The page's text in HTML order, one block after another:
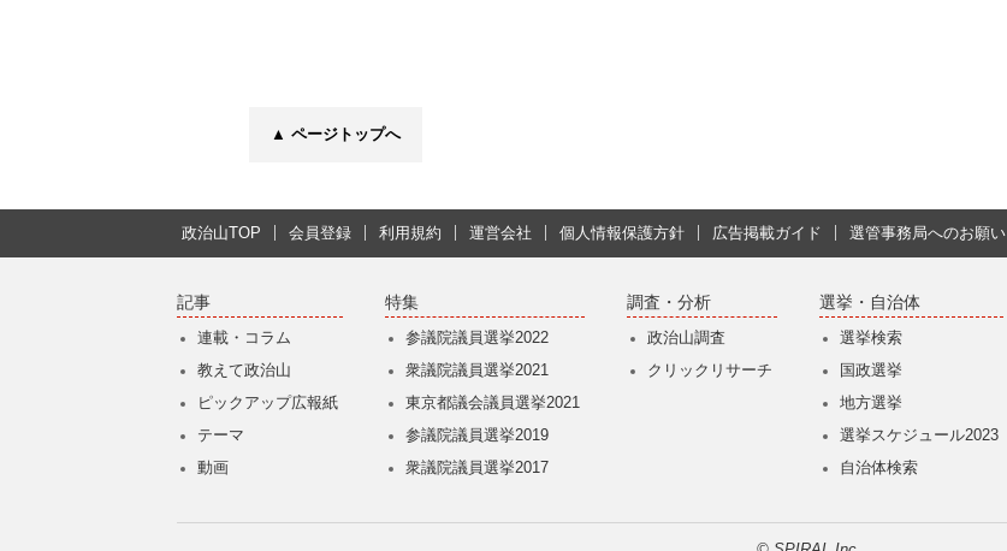
▲ ページトップへ
政治山TOP 会員登録 利用規約 運営会社 個人情報保護方針 広告掲載ガイド 選管事務局へのお願い
記事
連載・コラム
教えて政治山
ピックアップ広報紙
テーマ
動画
特集
参議院議員選挙2022
衆議院議員選挙2021
東京都議会議員選挙2021
参議院議員選挙2019
衆議院議員選挙2017
調査・分析
政治山調査
クリックリサーチ
選挙・自治体
選挙検索
国政選挙
地方選挙
選挙スケジュール2023
自治体検索